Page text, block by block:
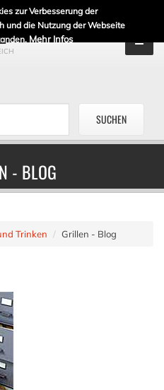
zur Verbesserung der
und die Nutzung der Webseite
Mehr Infos
- BLOG
Trinken Grillen - Blog